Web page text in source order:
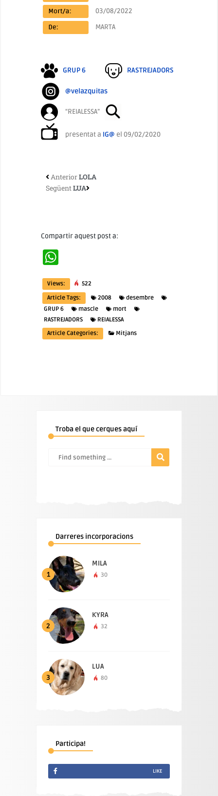
03/08/2022
MARTA
GRUP 6 RASTREJADORS
@velazquitas
“REIALESSA”
presentat a IG@ el 09/02/2020
AnteriorLOLA
Següent LUA
Compartir aquest post a:
WhatsApp
Views:
522
Article Tags:
2008
desembre
GRUP 6
mascle
mort
RASTREJADORS
REIALESSA
Article Categories:
Mitjans
Troba el que cerques aquí
Darreres incorporacions
1
MILA
30
2
KYRA
32
3
LUA
80
Participa!
LIKE